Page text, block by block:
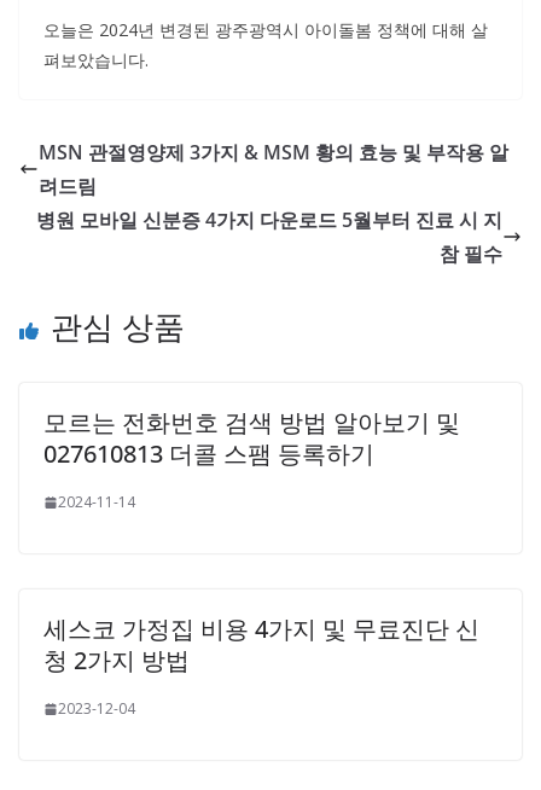
오늘은 2024년 변경된 광주광역시 아이돌봄 정책에 대해 살
펴보았습니다.
MSN 관절영양제 3가지 & MSM 황의 효능 및 부작용 알
려드림
병원 모바일 신분증 4가지 다운로드 5월부터 진료 시 지
참 필수
관심 상품
모르는 전화번호 검색 방법 알아보기 및
027610813 더콜 스팸 등록하기
2024-11-14
세스코 가정집 비용 4가지 및 무료진단 신
청 2가지 방법
2023-12-04